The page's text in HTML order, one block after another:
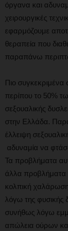
όργανα και
χειρουργικές
εφαρμόζουμε
θεραπεία που
παραπάνω
Πιο
περίπου το 50%
σεξουαλικής
στην Ελλάδα.
έλλειψη
αδυναμία να
Τα προβλήματα
άλλα προβλήματα
κολπική
λόγω της φυσικής
συνήθως λόγω
απώλεια ούρων